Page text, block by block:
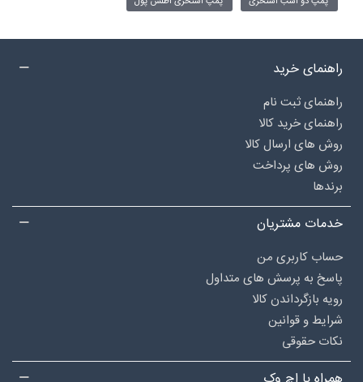
راهنمای خرید
راهنمای ثبت نام
راهنمای خرید کالا
روش های ارسال کالا
روش های پرداخت
برندها
خدمات مشتریان
حساب کاربری من
پاسخ به پرسش های متداول
رویه بازگرداندن کالا
شرایط و قوانین
نکات حقوقی